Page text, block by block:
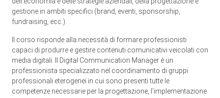
gestione in ambiti specifici (brand, eventi, sponsorship,
fundraising, ecc.).
Il corso risponde alla necessità di formare professionisti
capaci di produrre e gestire contenuti comunicativi veicolati con
media digitali. Il Digital Communication Manager è un
professionista specializzato nel coordinamento di gruppi
professionali eterogenei in cui sono presenti tutte le
competenze necessarie per la progettazione, l’implementazione